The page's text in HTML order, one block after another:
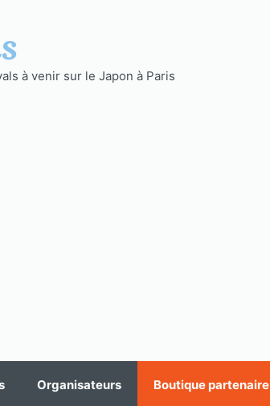
à venir sur le Japon à Paris
Organisateurs Boutique partenaire